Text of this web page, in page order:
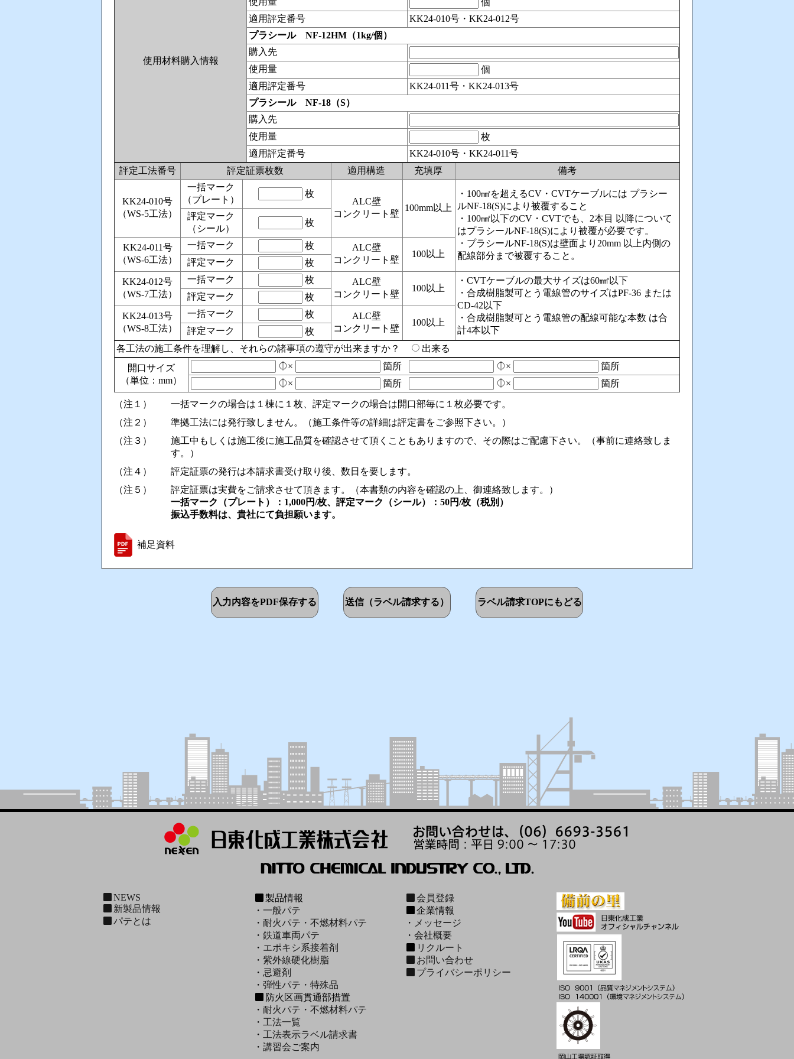
使用材料購入情報
個
適用評定番号
KK24-010号・KK24-012号
プラシール NF-12HM（1kg/個）
購入先
使用量
個
適用評定番号
KK24-011号・KK24-013号
プラシール NF-18（S）
購入先
使用量
枚
適用評定番号
KK24-010号・KK24-011号
評定工法番号
評定証票枚数 適用構造 充填厚 備考
KK24-010号
（WS-5工法）
一括マーク
（プレート）
枚
ALC壁
コンクリート壁
100mm以上
・100㎟を超えるCV・CVTケーブルには プラシー
ルNF-18(S)により被覆すること
・100㎟以下のCV・CVTでも、2本目 以降について
はプラシールNF-18(S)により被覆が必要です。
・プラシールNF-18(S)は壁面より20mm 以上内側の
配線部分まで被覆すること。
評定マーク
（シール）
枚
KK24-011号
（WS-6工法）
一括マーク 枚
ALC壁
コンクリート壁
100以上
評定マーク
枚
KK24-012号
（WS-7工法）
一括マーク 枚
ALC壁
コンクリート壁
100以上
・CVTケーブルの最大サイズは60㎟以下
・合成樹脂製可とう電線管のサイズはPF-36 または
CD-42以下
・合成樹脂製可とう電線管の配線可能な本数 は合
計4本以下
評定マーク
枚
KK24-013号
（WS-8工法）
一括マーク 枚
ALC壁
コンクリート壁
100以上
評定マーク
枚
各工法の施工条件を理解し、それらの諸事項の遵守が出来ますか？
出来る
開口サイズ
（単位：mm）
⏀× 箇所 ⏀×
箇所
⏀×
箇所 ⏀× 箇所
（注１）
一括マークの場合は１棟に１枚、評定マークの場合は開口部毎に１枚必要です。
（注２）
準拠工法には発行致しません。（施工条件等の詳細は評定書をご参照下さい。）
（注３）
施工中もしくは施工後に施工品質を確認させて頂くこともありますので、その際はご配慮下さい。（事前に連絡致しま
す。）
（注４）
評定証票の発行は本請求書受け取り後、数日を要します。
（注５）
評定証票は実費をご請求させて頂きます。（本書類の内容を確認の上、御連絡致します。）
一括マーク（プレート）：1,000円/枚、評定マーク（シール）：50円/枚（税別）
振込手数料は、貴社にて負担願います。
補足資料
入力内容をPDF保存する 送信（ラベル請求する） ラベル請求TOPにもどる
NEWS
新製品情報
パテとは
製品情報
・ 一般パテ
・ 耐火パテ・不燃材料パテ
・ 鉄道車両パテ
・ エポキシ系接着剤
・ 紫外線硬化樹脂
・ 忌避剤
・ 弾性パテ・特殊品
防火区画貫通部措置
・ 耐火パテ・不燃材料パテ
・ 工法一覧
・ 工法表示ラベル請求書
・ 講習会ご案内
会員登録
企業情報
・ メッセージ
・会社概要
リクルート
お問い合わせ
プライバシーポリシー